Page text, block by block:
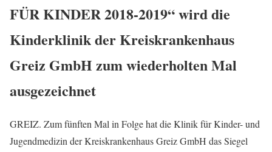
FÜR KINDER 2018-2019“ wird die
Kinderklinik der Kreiskrankenhaus
Greiz GmbH zum wiederholten Mal
ausgezeichnet
GREIZ. Zum fünften Mal in Folge hat die Klinik für Kinder- und
Jugendmedizin der Kreiskrankenhaus Greiz GmbH das Siegel